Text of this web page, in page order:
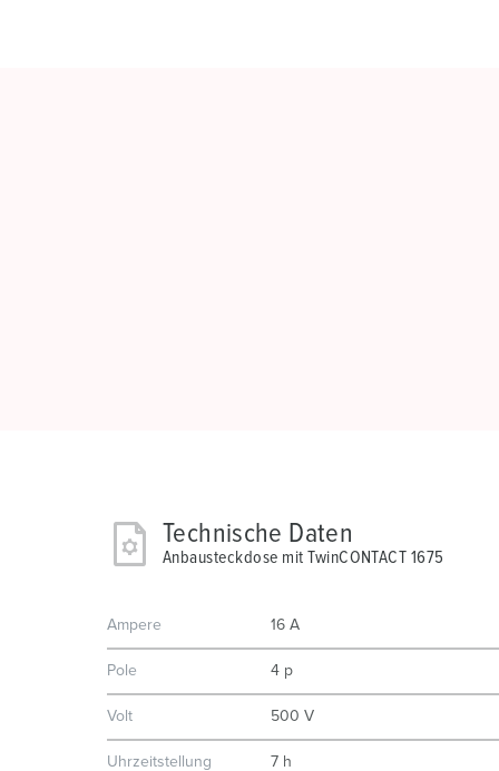
Technische Daten
Anbausteckdose mit TwinCONTACT 1675
Ampere 16 A
Pole 4 p
Volt 500 V
Uhrzeitstellung 7 h